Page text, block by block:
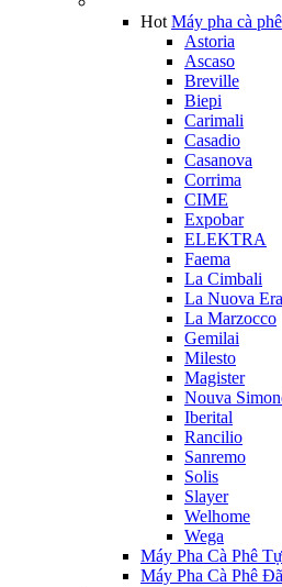
Hot Máy pha cà phê
Astoria
Ascaso
Breville
Biepi
Carimali
Casadio
Casanova
Corrima
CIME
Expobar
ELEKTRA
Faema
La Cimbali
La Nuova Era
La Marzocco
Gemilai
Milesto
Magister
Nouva
Iberital
Rancilio
Sanremo
Solis
Slayer
Welhome
Wega
Máy Pha Cà Phê
Máy Pha Cà Phê